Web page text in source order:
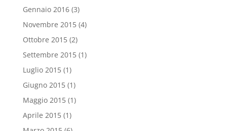
Gennaio 2016(3)
Novembre 2015(4)
Ottobre 2015(2)
Settembre 2015(1)
Luglio 2015(1)
Giugno 2015(1)
Maggio 2015(1)
Aprile 2015(1)